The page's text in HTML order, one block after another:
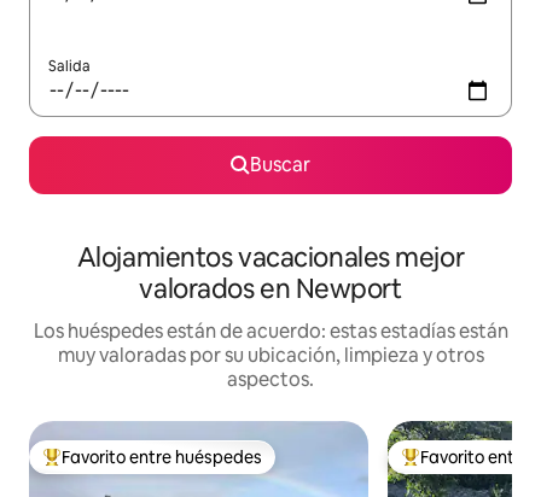
Salida
Buscar
Alojamientos vacacionales mejor
valorados en Newport
Los huéspedes están de acuerdo: estas estadías están
muy valoradas por su ubicación, limpieza y otros
aspectos.
Favorito entre huéspedes preferido
Favorito entre huéspedes Favorito entre
Favorito entre